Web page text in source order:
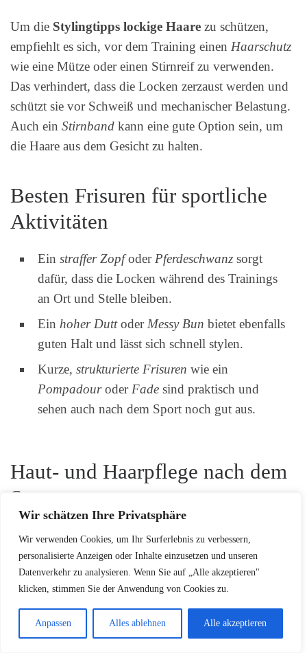
Wir schätzen Ihre Privatsphäre
Wir verwenden Cookies, um Ihr Surferlebnis zu verbessern,
personalisierte Anzeigen oder Inhalte einzusetzen und unseren
Datenverkehr zu analysieren. Wenn Sie auf „Alle akzeptieren"
klicken, stimmen Sie der Anwendung von Cookies zu.
Anpassen Alles ablehnen Alle akzeptieren
Um die Stylingtipps lockige Haare zu schützen,
empfiehlt es sich, vor dem Training einen Haarschutz
wie eine Mütze oder einen Stirnreif zu verwenden.
Das verhindert, dass die Locken zerzaust werden und
schützt sie vor Schweiß und mechanischer Belastung.
Auch ein Stirnband kann eine gute Option sein, um
die Haare aus dem Gesicht zu halten.
Besten Frisuren für sportliche
Aktivitäten
Ein straffer Zopfoder Pferdeschwanz sorgt
dafür, dass die Locken während des Trainings
an Ort und Stelle bleiben.
Ein hoher Duttoder Messy Bun bietet ebenfalls
guten Halt und lässt sich schnell stylen.
Kurze, strukturierte Frisuren wie ein
Pompadouroder Fade sind praktisch und
sehen auch nach dem Sport noch gut aus.
Haut- und Haarpflege nach dem
Sport
Nach der sportlichen Aktivität ist es wichtig, die Haare
und Kopfhaut gründlich zu reinigen. Ein mildes
Shampooentfernt Schweiß und Schmutz, während
Conditioner
die Locken wieder pflegt und
geschmeidig macht. Eine intensivere Haarmaske
zusätzlich die Feuchtigkeit spenden, die die Locken